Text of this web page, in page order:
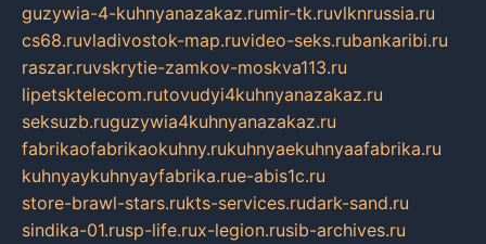
guzywia-4-kuhnyanazakaz.rumir-tk.ruvlknrussia.ru
cs68.ruvladivostok-map.ruvideo-seks.rubankaribi.ru
raszar.ruvskrytie-zamkov-moskva113.ru
lipetsktelecom.rutovudyi4kuhnyanazakaz.ru
seksuzb.ruguzywia4kuhnyanazakaz.ru
fabrikaofabrikaokuhny.rukuhnyaekuhnyaafabrika.ru
kuhnyaykuhnyayfabrika.rue-abis1c.ru
store-brawl-stars.rukts-services.rudark-sand.ru
sindika-01.rusp-life.rux-legion.rusib-archives.ru